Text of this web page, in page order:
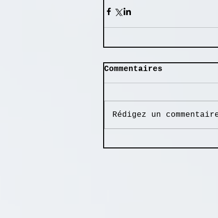
Commentaires
Rédigez un